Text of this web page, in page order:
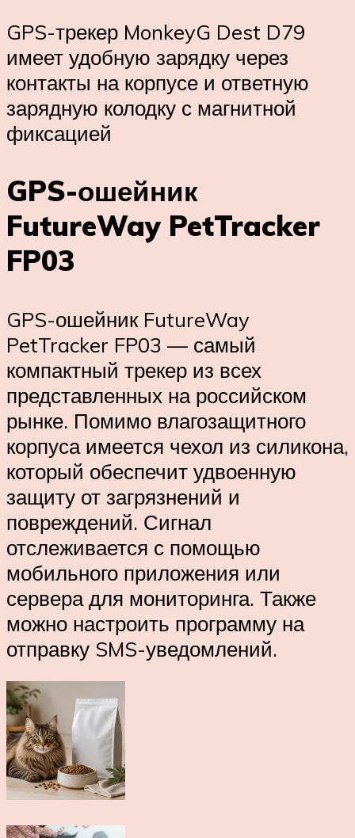
GPS-трекер MonkeyG Dest D79
имеет удобную зарядку через
контакты на корпусе и ответную
зарядную колодку с магнитной
фиксацией
GPS-ошейник
FutureWay PetTracker
FP03
GPS-ошейник FutureWay
PetTracker FP03 — самый
компактный трекер из всех
представленных на российском
рынке. Помимо влагозащитного
корпуса имеется чехол из силикона,
который обеспечит удвоенную
защиту от загрязнений и
повреждений. Сигнал
отслеживается с помощью
мобильного приложения или
сервера для мониторинга. Также
можно настроить программу на
отправку SMS-уведомлений.